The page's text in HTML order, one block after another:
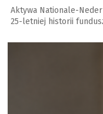
Aktywa Nationale-
25-letniej historii
a